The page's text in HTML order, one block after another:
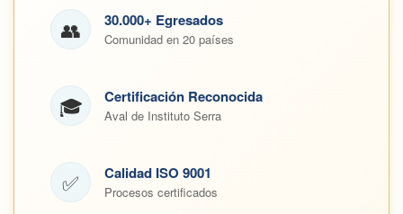
👥 30.000+ Egresados
Comunidad en 20 países
🎓 Certificación Reconocida
Aval de Instituto Serra
✅ Calidad ISO 9001
Procesos certificados